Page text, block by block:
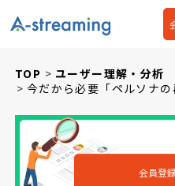
TOP
ユーザー理解・分析
今だから必要「ペルソナ
会員登